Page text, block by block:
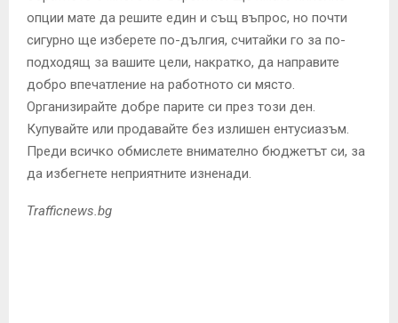
опции мате да решите един и същ въпрос, но почти
сигурно ще изберете по-дългия, считайки го за по-
подходящ за вашите цели, накратко, да направите
добро впечатление на работното си място.
Организирайте добре парите си през този ден.
Купувайте или продавайте без излишен ентусиазъм.
Преди всичко обмислете внимателно бюджетът си, за
да избегнете неприятните изненади.
Trafficnews.bg